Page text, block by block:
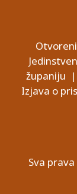
županiju |
Izjava o
Sva